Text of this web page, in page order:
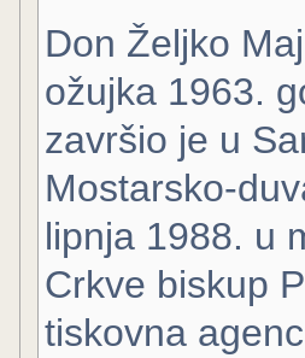
Don Željko
ožujka 1963.
završio je u
Mostarsko-
lipnja 1988. u
Crkve biskup
tiskovna